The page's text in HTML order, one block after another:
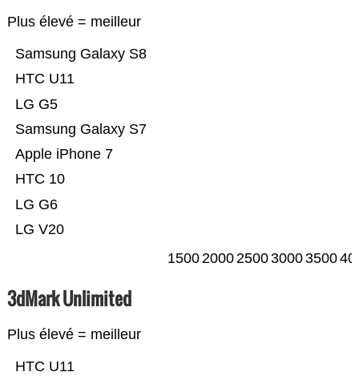
Plus élevé = meilleur
LG V20
LG G6
HTC 10
Apple iPhone 7
Samsung Galaxy S7
LG G5
HTC U11
Samsung Galaxy S8
15002000250030003500
3dMark Unlimited
Plus élevé = meilleur
HTC U11